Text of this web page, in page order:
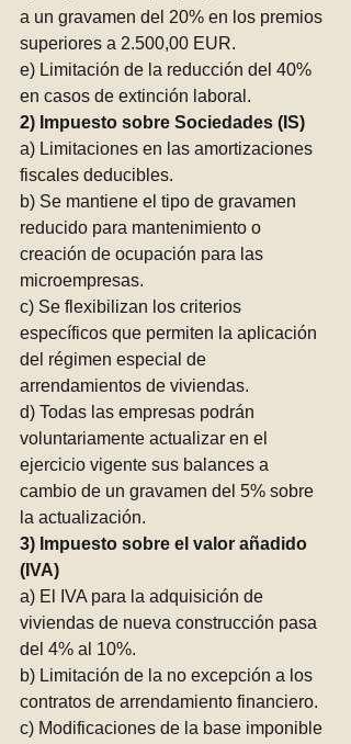
a un gravamen del 20% en los premios
superiores a 2.500,00 EUR.
e) Limitación de la reducción del 40%
en casos de extinción laboral.
2) Impuesto sobre Sociedades (IS)
a) Limitaciones en las amortizaciones
fiscales deducibles.
b) Se mantiene el tipo de gravamen
reducido para mantenimiento o
creación de ocupación para las
microempresas.
c) Se flexibilizan los criterios
específicos que permiten la aplicación
del régimen especial de
arrendamientos de viviendas.
d) Todas las empresas podrán
voluntariamente actualizar en el
ejercicio vigente sus balances a
cambio de un gravamen del 5% sobre
la actualización.
3) Impuesto sobre el valor añadido
(IVA)
a) El IVA para la adquisición de
viviendas de nueva construcción pasa
del 4% al 10%.
b) Limitación de la no excepción a los
contratos de arrendamiento financiero.
c) Modificaciones de la base imponible